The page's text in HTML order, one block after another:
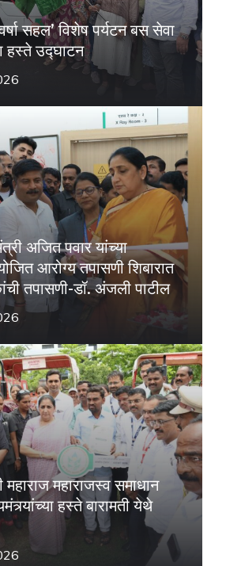
सहल’ विशेष पर्यटन बस सेवा
हस्ते उद्घाटन
अजित पवार यांच्या
आरोग्य तपासणी शिबारात
तपासणी-डॉ. अंजली पाटील
महाराज महाराजस्व समाधान
हस्ते बारामती येथे